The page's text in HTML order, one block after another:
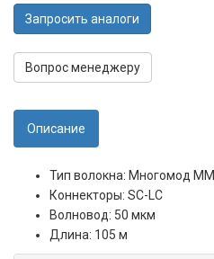
Запросить аналоги
Вопрос менеджеру
Описание
Тип волокна: Многомод MM
Коннекторы: SC-LC
Волновод: 50 мкм
Длина: 105 м